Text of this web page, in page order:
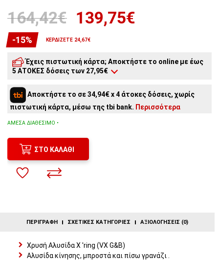
164,42€ 139,75€
-15% ΚΕΡΔΊΖΕΤΕ 24,67€
Έχεις πιστωτική κάρτα; Αποκτήστε το online με έως
5 ΑΤΟΚΕΣ δόσεις των 27,95€
4άτοκες δόσεις:34,94€/ μήνα
3άτοκες δόσεις:46,58€/ μήνα
2άτοκες δόσεις:
Αποκτήστε το σε 34,94€ x 4 άτοκες δόσεις, χωρίς
πιστωτική κάρτα, μέσω της tbi bank. Περισσότερα
ΆΜΕΣΑ ΔΙΑΘΈΣΙΜΟ •
ΣΤΟ ΚΑΛΆΘΙ
ΠΕΡΙΓΡΑΦΉ ΣΧΕΤΙΚΈΣ ΚΑΤΗΓΟΡΊΕΣ ΑΞΙΟΛΟΓΉΣΕΙΣ (0)
Χρυσή Αλυσίδα X 'ring (VX G&B)
Αλυσίδα κίνησης, μπροστά και πίσω γρανάζι .